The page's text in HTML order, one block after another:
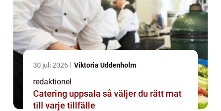
30 juli 2026 Viktoria Uddenholm
redaktionel
Catering uppsala så väljer du rätt mat
till varje tillfälle